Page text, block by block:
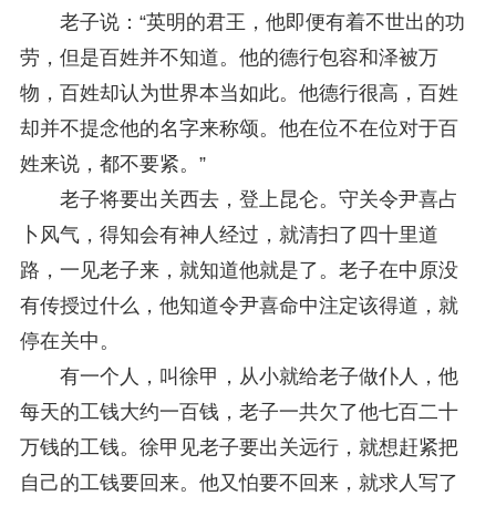
老子说：“英明的君王，他即便有着不世出的功
劳，但是百姓并不知道。他的德行包容和泽被万
物，百姓却认为世界本当如此。他德行很高，百姓
却并不提念他的名字来称颂。他在位不在位对于百
姓来说，都不要紧。”
老子将要出关西去，登上昆仑。守关令尹喜占
卜风气，得知会有神人经过，就清扫了四十里道
路，一见老子来，就知道他就是了。老子在中原没
有传授过什么，他知道令尹喜命中注定该得道，就
停在关中。
有一个人，叫徐甲，从小就给老子做仆人，他
每天的工钱大约一百钱，老子一共欠了他七百二十
万钱的工钱。徐甲见老子要出关远行，就想赶紧把
自己的工钱要回来。他又怕要不回来，就求人写了